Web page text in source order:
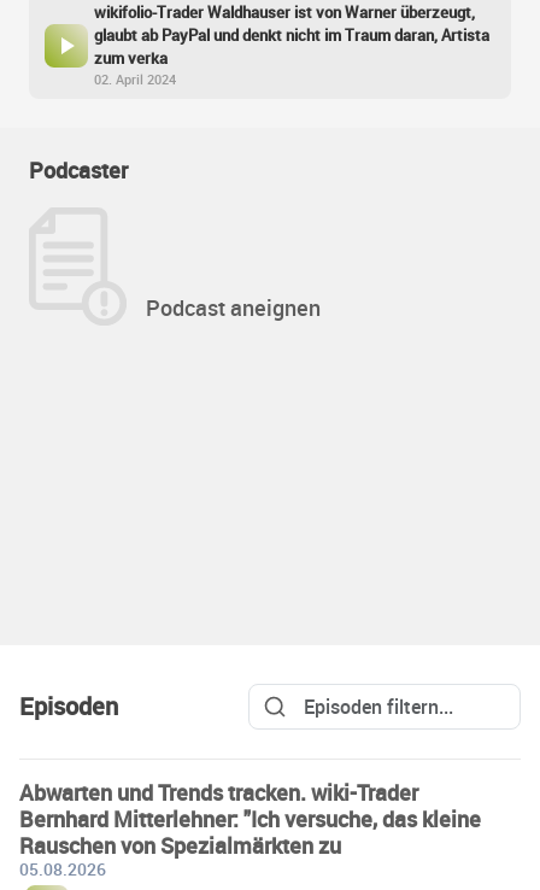
wikifolio-Trader Waldhauser ist von Warner überzeugt,
glaubt ab PayPal und denkt nicht im Traum daran, Artista
zum verka
02. April 2024
Podcaster
Podcast aneignen
Episoden
Abwarten und Trends tracken. wiki-Trader
Bernhard Mitterlehner: "Ich versuche, das kleine
Rauschen von Spezialmärkten zu
05.08.2026